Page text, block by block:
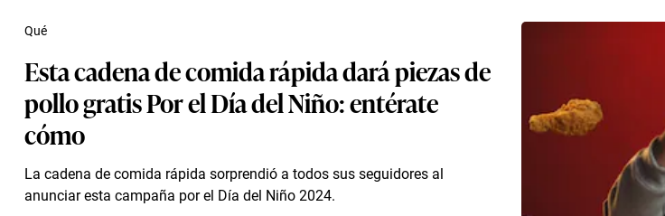
Esta cadena de comida rápida dará piezas de
pollo gratis Por el Día del Niño: entérate
cómo
La cadena de comida rápida sorprendió a todos sus seguidores al
anunciar esta campaña por el Día del Niño 2024.
Qué